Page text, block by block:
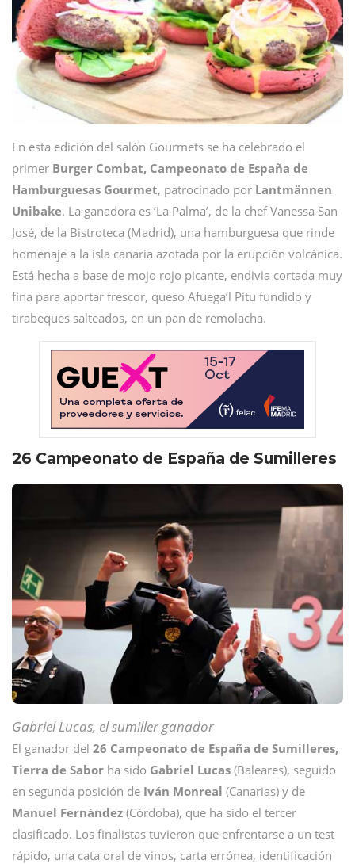
En esta edición del salón Gourmets se ha celebrado el
primer Burger Combat, Campeonato de España de
Hamburguesas Gourmet, patrocinado por Lantmännen
Unibake. La ganadora es ‘La Palma’, de la chef Vanessa San
José, de la Bistroteca (Madrid), una hamburguesa que rinde
homenaje a la isla canaria azotada por la erupción volcánica.
Está hecha a base de mojo rojo picante, endivia cortada muy
fina para aportar frescor, queso Afuega’l Pitu fundido y
tirabeques salteados, en un pan de remolacha.
26 Campeonato de España de Sumilleres
Gabriel Lucas, el sumiller ganador
El ganador del 26 Campeonato de España de Sumilleres,
Tierra de Sabor ha sido Gabriel Lucas (Baleares), seguido
en segunda posición de Iván Monreal (Canarias) y de
Manuel Fernández (Córdoba), que ha sido el tercer
clasificado. Los finalistas tuvieron que enfrentarse a un test
rápido, una cata oral de vinos, carta errónea, identificación